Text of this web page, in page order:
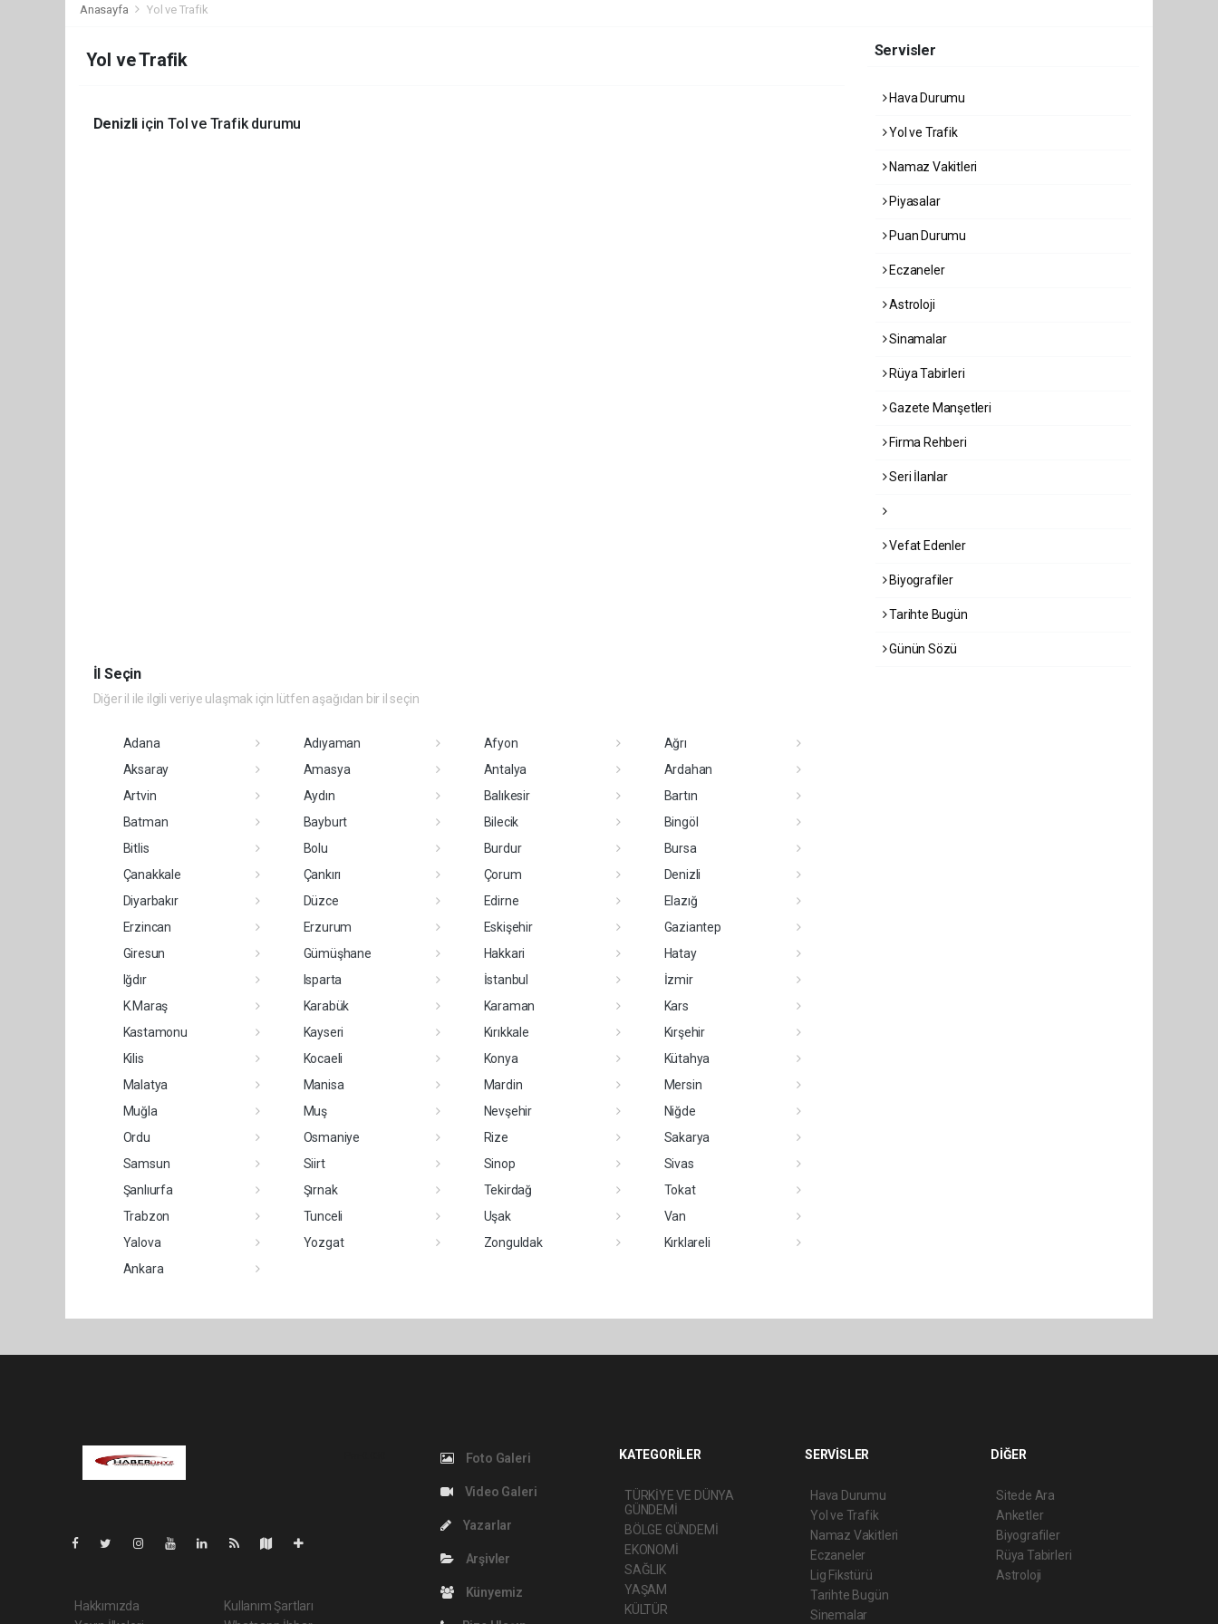
Anasayfa Yol ve Trafik
Yol ve Trafik
Denizli için Tol ve Trafik durumu
İl Seçin
Diğer il ile ilgili veriye ulaşmak için lütfen aşağıdan bir il seçin
Adana Adıyaman Afyon
Ağrı
Aksaray
Amasya Antalya
Ardahan
Artvin
Aydın Balıkesir
Bartın
Batman
Bayburt Bilecik
Bingöl
Bitlis
Bolu Burdur
Bursa
Çanakkale
Çankırı Çorum
Denizli
Diyarbakır
Düzce Edirne
Elazığ
Erzincan
Erzurum Eskişehir
Gaziantep
Giresun
Gümüşhane Hakkari
Hatay
Iğdır
Isparta İstanbul
İzmir
K.Maraş
Karabük Karaman
Kars
Kastamonu
Kayseri Kırıkkale
Kırşehir
Kilis
Kocaeli Konya
Kütahya
Malatya
Manisa Mardin
Mersin
Muğla
Muş Nevşehir
Niğde
Ordu
Osmaniye Rize
Sakarya
Samsun
Siirt Sinop
Sivas
Şanlıurfa
Şırnak Tekirdağ
Tokat
Trabzon
Tunceli Uşak
Van
Yalova
Yozgat Zonguldak
Kırklareli
Ankara
Servisler
Hava Durumu
Yol ve Trafik
Namaz Vakitleri
Piyasalar
Puan Durumu
Eczaneler
Astroloji
Sinamalar
Rüya Tabirleri
Gazete Manşetleri
Firma Rehberi
Seri İlanlar
Vefat Edenler
Biyografiler
Tarihte Bugün
Günün Sözü
Hakkımızda
Kullanım Şartları
Foto Galeri
Video Galeri
Yazarlar
Arşivler
Künyemiz
KATEGORİLER
TÜRKİYE VE DÜNYA
GÜNDEMİ
BÖLGE GÜNDEMİ
EKONOMİ
SAĞLIK
YAŞAM
KÜLTÜR
SERVİSLER
Hava Durumu
Yol ve Trafik
Namaz Vakitleri
Eczaneler
Lig Fikstürü
Tarihte Bugün
Sinemalar
DİĞER
Sitede Ara
Anketler
Biyografiler
Rüya Tabirleri
Astroloji